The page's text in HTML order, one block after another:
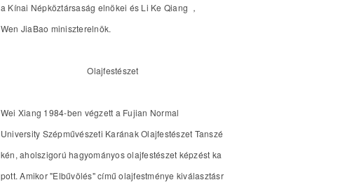
a Kínai Népköztársaság elnökei és Li Ke Qiang ，
Wen JiaBao miniszterelnök.
Olajfestészet
Wei Xiang 1984-ben végzett a Fujian Normal
University Szépművészeti Karának Olajfestészet Tanszé
kén, aholszigorú hagyományos olajfestészet képzést ka
pott. Amikor "Elbűvölés" című olajfestménye kiválasztásr